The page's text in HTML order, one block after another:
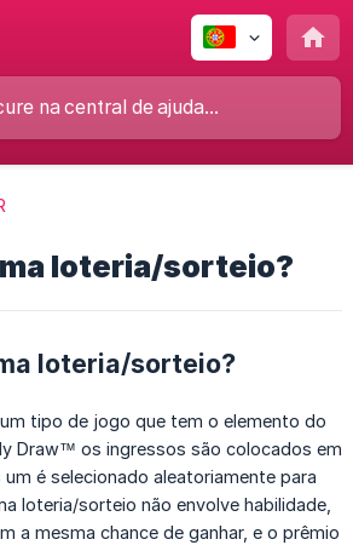
loteria/sorteio?
loteria/sorteio?
tipo de jogo que tem o elemento do
Draw™️ os ingressos são colocados em
é selecionado aleatoriamente para
loteria/sorteio não envolve habilidade,
a mesma chance de ganhar, e o prêmio